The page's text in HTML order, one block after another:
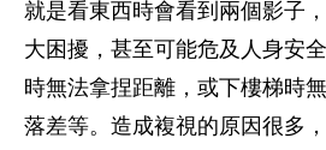
就是看東西時會看到兩個影子
大困擾，甚至可能危及人身安
時無法拿捏距離，或下樓梯時
落差等。造成複視的原因很多